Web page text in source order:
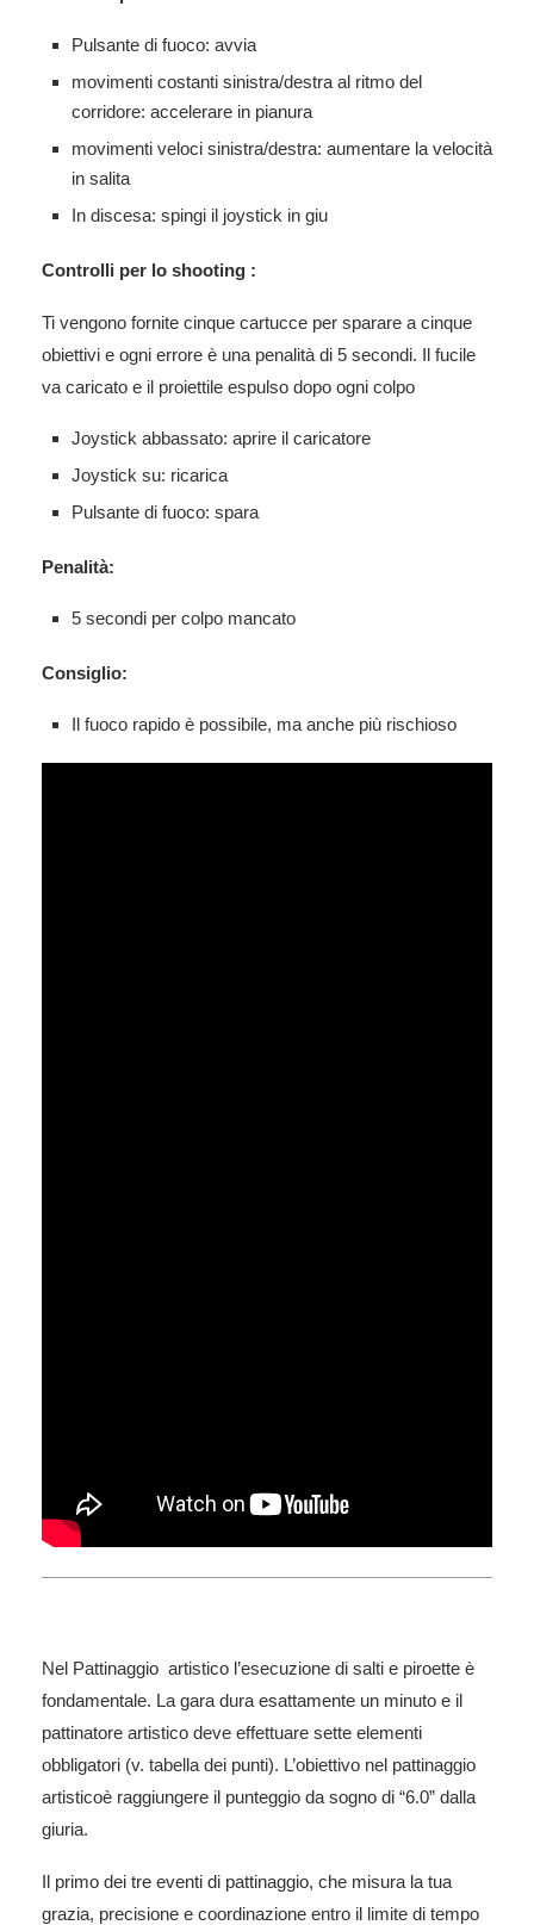
Pulsante di fuoco: avvia
movimenti costanti sinistra/destra al ritmo del
corridore: accelerare in pianura
movimenti veloci sinistra/destra: aumentare la velocità
in salita
In discesa: spingi il joystick in giu
Controlli per lo shooting :
Ti vengono fornite cinque cartucce per sparare a cinque
obiettivi e ogni errore è una penalità di 5 secondi. Il fucile
va caricato e il proiettile espulso dopo ogni colpo
Joystick abbassato: aprire il caricatore
Joystick su: ricarica
Pulsante di fuoco: spara
Penalità:
5 secondi per colpo mancato
Consiglio:
Il fuoco rapido è possibile, ma anche più rischioso
Nel Pattinaggio artistico l’esecuzione di salti e piroette è
fondamentale. La gara dura esattamente un minuto e il
pattinatore artistico deve effettuare sette elementi
obbligatori (v. tabella dei punti). L’obiettivo nel pattinaggio
artisticoè raggiungere il punteggio da sogno di “6.0” dalla
giuria.
Il primo dei tre eventi di pattinaggio, che misura la tua
grazia, precisione e coordinazione entro il limite di tempo